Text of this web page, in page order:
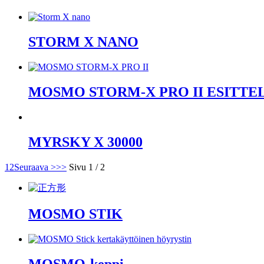
STORM X NANO
MOSMO STORM-X PRO II
MYRSKY X 30000
1 2Seuraava >>> Sivu 1 / 2
MOSMO STIK